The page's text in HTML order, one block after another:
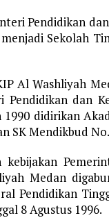
Pendidikan
Sekolah
Al Washliyah
dan
1990 didirikan
SK Mendikbud
kebijakan
Medan
Pendidikan
8 Agustus 1996.